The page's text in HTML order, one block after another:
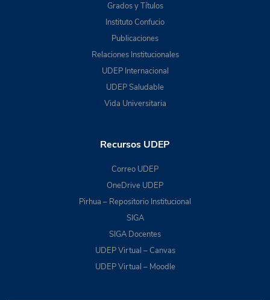
Grados y Títulos
Instituto Confucio
Publicaciones
Relaciones Institucionales
UDEP Internacional
UDEP Saludable
Vida Universitaria
Recursos UDEP
Correo UDEP
OneDrive UDEP
Pirhua – Repositorio Institucional
SIGA
SIGA Docentes
UDEP Virtual – Canvas
UDEP Virtual – Moodle